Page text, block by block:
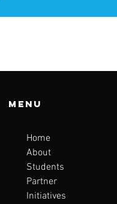
Menu
Home
About
Students
Partner
Initiatives